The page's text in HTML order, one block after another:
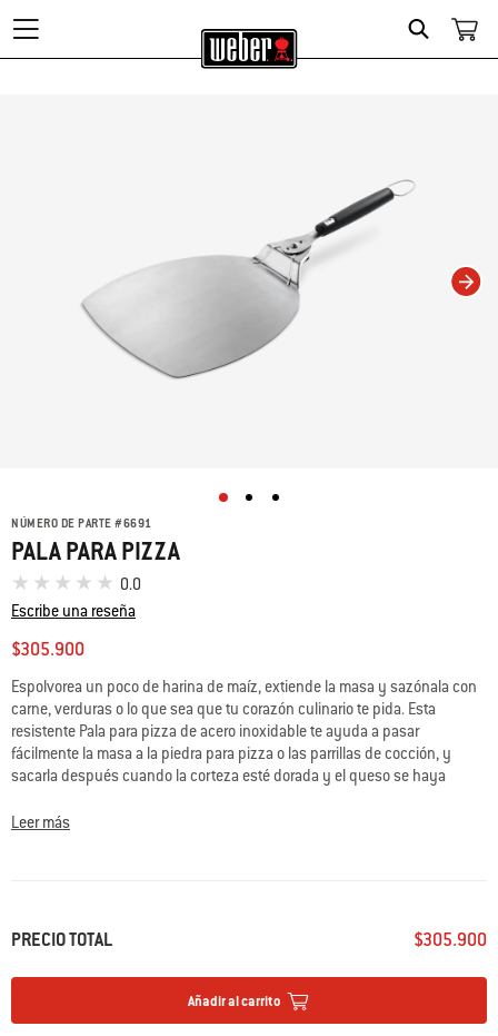
Search
NÚMERO DE PARTE #6691
PALA PARA PIZZA
0.0
Escribe una reseña
$305.900
Espolvorea un poco de harina de maíz, extiende la masa y sazónala con
carne, verduras o lo que sea que tu corazón culinario te pida. Esta
resistente Pala para pizza de acero inoxidable te ayuda a pasar
fácilmente la masa a la piedra para pizza o las parrillas de cocción, y
sacarla después cuando la corteza esté dorada y el queso se haya
Leer más
PRECIO TOTAL $305.900
Añadir al carrito